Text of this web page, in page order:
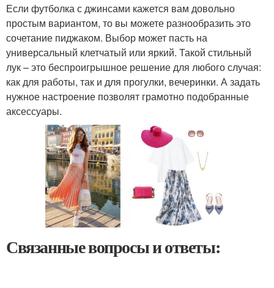
Если футболка с джинсами кажется вам довольно
простым вариантом, то вы можете разнообразить это
сочетание пиджаком. Выбор может пасть на
универсальный клетчатый или яркий. Такой стильный
лук – это беспроигрышное решение для любого случая:
как для работы, так и для прогулки, вечеринки. А задать
нужное настроение позволят грамотно подобранные
аксессуары.
Связанные вопросы и ответы: